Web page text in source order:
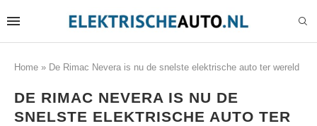
Home » De Rimac Nevera is nu de snelste elektrische auto ter wereld
DE RIMAC NEVERA IS NU DE
SNELSTE ELEKTRISCHE AUTO TER